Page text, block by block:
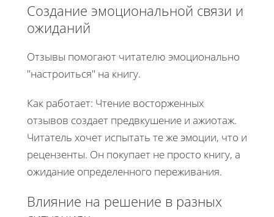
Создание эмоциональной связи и
ожиданий
Отзывы помогают читателю эмоционально
"настроиться" на книгу.
Как работает: Чтение восторженных
отзывов создает предвкушение и ажиотаж.
Читатель хочет испытать те же эмоции, что и
рецензенты. Он покупает не просто книгу, а
ожидание определенного переживания.
Влияние на решение в разных